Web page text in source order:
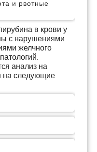
и рвотные
в крови у
с нарушениями
желчного
анализ на
на следующие